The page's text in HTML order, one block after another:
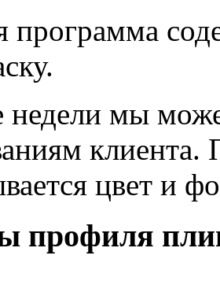
программа
недели мы
клиента.
цвет и
профиля